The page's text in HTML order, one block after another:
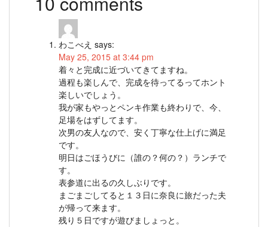
わこべえ says:
May 25, 2015 at 3:44 pm
着々と完成に近づいてきてますね。
過程も楽しんで、完成を待ってるってホント
楽しいでしょう。
我が家もやっとペンキ作業も終わりで、今、
足場をはずしてます。
次男の友人なので、安く丁寧な仕上げに満足
です。
明日はごほうびに（誰の？何の？）ランチで
す。
表参道に出るの久しぶりです。
まごまごしてると１３日に奈良に旅だった夫
が帰って来ます。
残り５日ですが遊びましょっと。